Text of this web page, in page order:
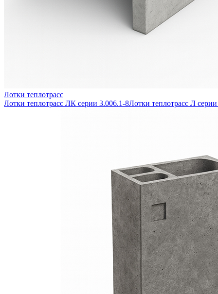
Лотки теплотрасс
Лотки теплотрасс ЛК серии 3.006.1-8Лотки теплотрасс Л